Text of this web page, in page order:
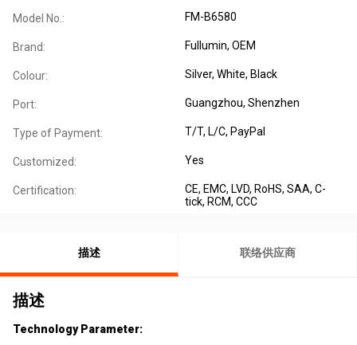
Model No.: FM-B6580
Brand: Fullumin, OEM
Colour: Silver, White, Black
Port: Guangzhou, Shenzhen
Type of Payment: T/T, L/C, PayPal
Customized: Yes
Certification:
CE, EMC, LVD, RoHS, SAA, C-
tick, RCM, CCC
描述 联络供应商
描述
Technology Parameter: